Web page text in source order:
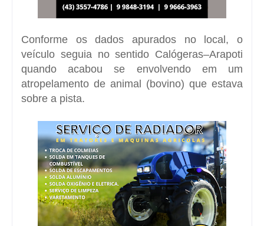
Conforme os dados apurados no local, o
veículo seguia no sentido Calógeras–Arapoti
quando acabou se envolvendo em um
atropelamento de animal (bovino) que estava
sobre a pista.